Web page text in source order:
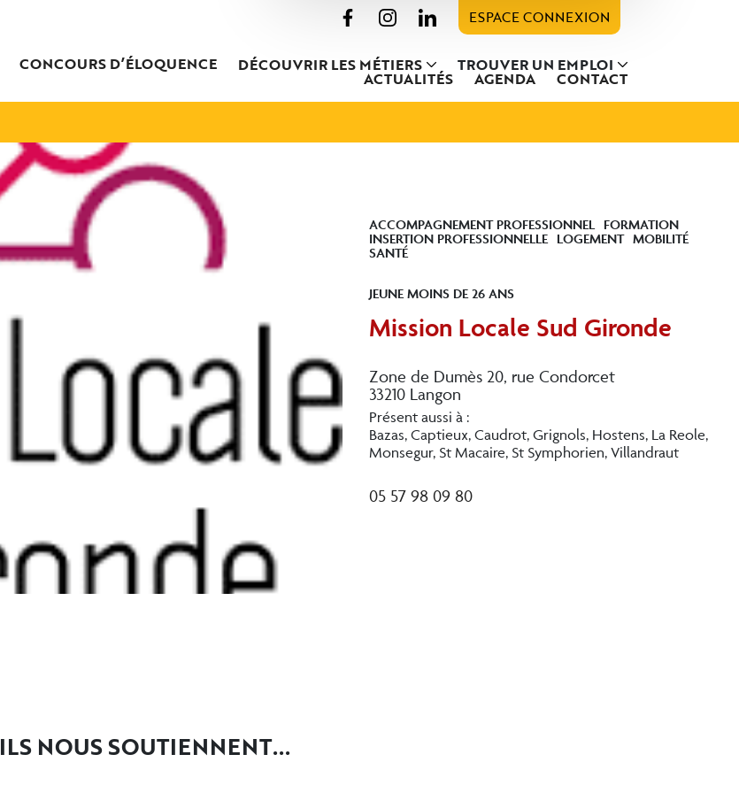
ESPACE CONNEXION
CONCOURS D’ÉLOQUENCE DÉCOUVRIR LES MÉTIERS TROUVER UN EMPLOI
ACTUALITÉS AGENDA CONTACT
ACCOMPAGNEMENT PROFESSIONNEL FORMATION
INSERTION PROFESSIONNELLE LOGEMENT MOBILITÉ
SANTÉ
JEUNE MOINS DE 26 ANS
Mission Locale Sud Gironde
Zone de Dumès 20, rue Condorcet
33210 Langon
Présent aussi à :
Bazas, Captieux, Caudrot, Grignols, Hostens, La Reole,
Monsegur, St Macaire, St Symphorien, Villandraut
05 57 98 09 80
ILS NOUS SOUTIENNENT...